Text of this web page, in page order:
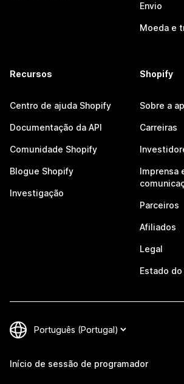
Envio
Moeda e
Recursos
Centro de ajuda Shopify
Documentação da API
Comunidade Shopify
Blogue Shopify
Investigação
Shopify
Sobre a
Carreiras
Imprensa
Parceiros
Afiliados
Legal
Estado
Início de sessão de programador